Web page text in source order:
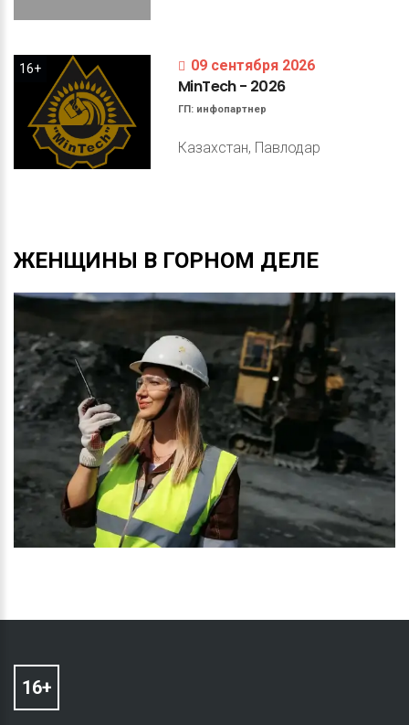
16+ 09 сентября 2026
MinTech- 2026
ГП: инфопартнер
Казахстан, Павлодар
ЖЕНЩИНЫ В ГОРНОМ ДЕЛЕ